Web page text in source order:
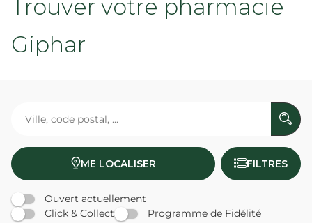
Trouver votre pharmacie
Giphar
ME LOCALISER FILTRES
Ouvert actuellement
Click & Collect
Programme de Fidélité